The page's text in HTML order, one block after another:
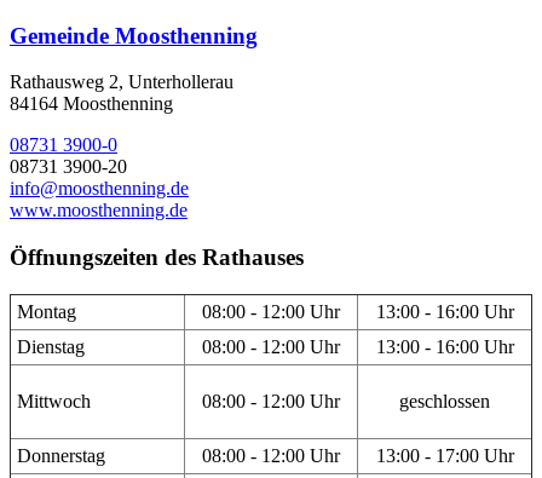
Gemeinde Moosthenning
Rathausweg 2, Unterhollerau
84164 Moosthenning
08731 3900-0
08731 3900-20
info@moosthenning.de
www.moosthenning.de
Öffnungszeiten des Rathauses
Montag 08:00 - 12:00 Uhr
13:00 - 16:00 Uhr
Dienstag
08:00 - 12:00 Uhr 13:00 - 16:00 Uhr
Mittwoch 08:00 - 12:00 Uhr geschlossen
Donnerstag 08:00 - 12:00 Uhr
13:00 - 17:00 Uhr